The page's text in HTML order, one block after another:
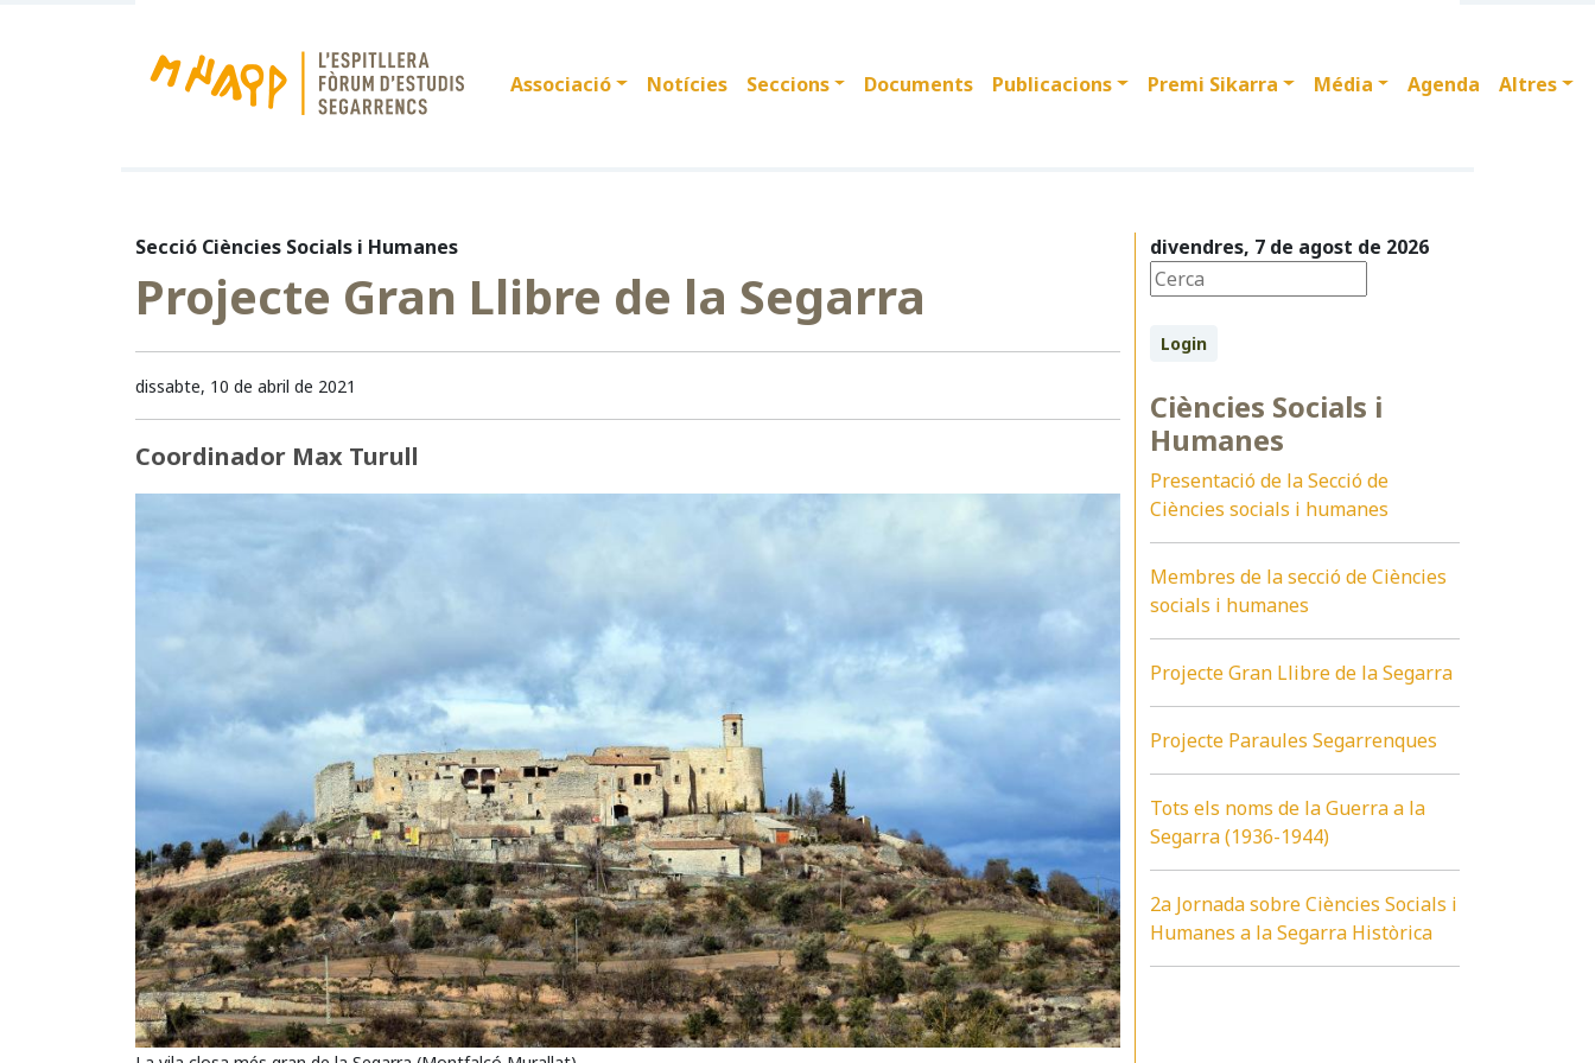
Associació Notícies Seccions Documents Publicacions Premi Sikarra Média Agenda Altres
Secció Ciències Socials i Humanes
Projecte Gran Llibre de la Segarra
dissabte, 10 de abril de 2021
Coordinador Max Turull
divendres, 7 de agost de 2026
Login
Ciències Socials i
Humanes
Presentació de la Secció de
Ciències socials i humanes
Membres de la secció de Ciències
socials i humanes
Projecte Gran Llibre de la Segarra
Projecte Paraules Segarrenques
Tots els noms de la Guerra a la
Segarra (1936-1944)
2a Jornada sobre Ciències Socials i
Humanes a la Segarra Històrica